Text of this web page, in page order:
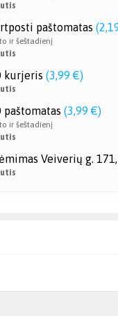
paštomatas (
ir šeštadienį
kurjeris (3,99 €)
paštomatas (3,99 €)
ir šeštadienį
Veiverių g. 171,